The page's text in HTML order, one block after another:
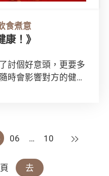
食煮意
康！》
討個好意頭，更要多
時會影響對方的健
06 … 10 下一頁
去